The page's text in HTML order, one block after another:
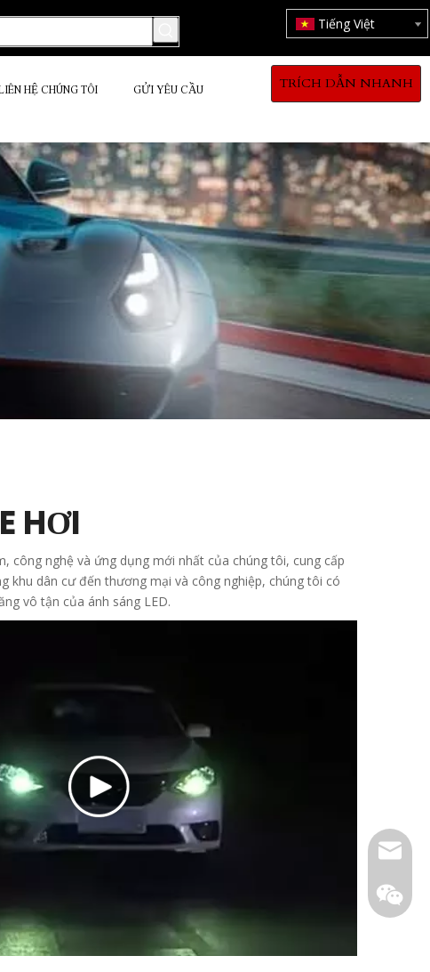
Tiếng Việt
HỆ CHÚNG TÔI GỬI YÊU CẦU TRÍCH DẪN NHANH
HƠI
công nghệ và ứng dụng mới nhất của chúng tôi, cung cấp
khu dân cư đến thương mại và công nghiệp, chúng tôi có
vô tận của ánh sáng LED.
E-mail